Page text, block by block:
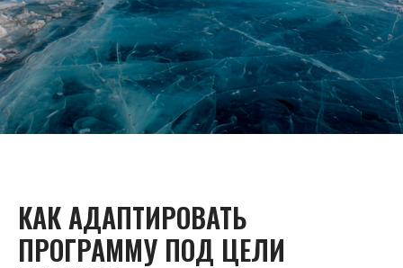
КАК АДАПТИРОВАТЬ
ПРОГРАММУ ПОД ЦЕЛИ